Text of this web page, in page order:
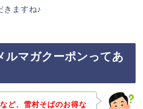
きますね♪
ルマガクーポンってあ
ど、雪村そばのお得な